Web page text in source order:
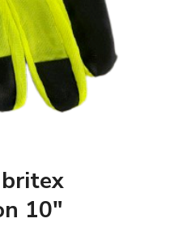
10″